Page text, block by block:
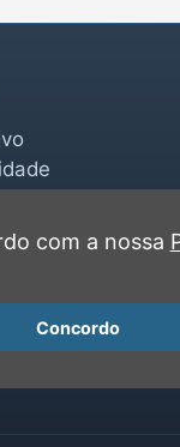
com a nossa
Concordo